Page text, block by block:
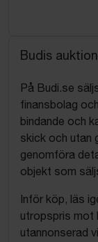
Budis
På Budi.se
finansbolag
bindande och
skick och utan
genomföra
objekt som
Inför köp, läs
utropspris mot
utannonserad